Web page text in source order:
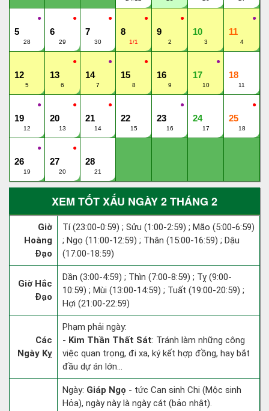
●
5
28
●
6
29
●
7
30
●
8
1/1
●
9
2
10
3
●
11
4
12
5
●
13
6
●
14
7
●
15
8
16
9
●
17
10
18
11
●
19
12
●
20
13
●
21
14
22
15
●
23
16
24
17
●
25
18
●
26
19
●
27
20
28
21
XEM TỐT XẤU NGÀY 2 THÁNG 2
Giờ
Hoàng
Đạo
Tí (23:00-0:59) ; Sửu (1:00-2:59) ; Mão (5:00-6:59)
; Ngọ (11:00-12:59) ; Thân (15:00-16:59) ; Dậu
(17:00-18:59)
Giờ Hắc
Đạo
Dần (3:00-4:59) ; Thìn (7:00-8:59) ; Tỵ (9:00-
10:59) ; Mùi (13:00-14:59) ; Tuất (19:00-20:59) ;
Hợi (21:00-22:59)
Các
Ngày Kỵ
Phạm phải ngày:
- Kim Thần Thất Sát: Tránh làm những công
việc quan trọng, đi xa, ký kết hợp đồng, hay bắt
đầu dự án lớn...
Ngày: Giáp Ngọ - tức Can sinh Chi (Mộc sinh
Hỏa), ngày này là ngày cát (bảo nhật).